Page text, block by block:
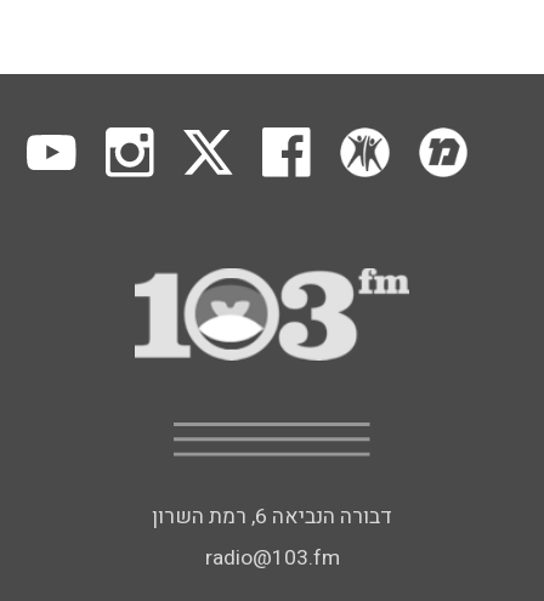
דבורה הנביאה 6, רמת השרון
radio@103.fm